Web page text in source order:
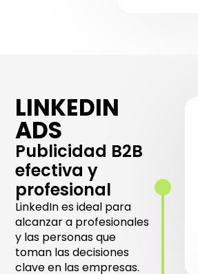
LINKEDIN
ADS
Publicidad B2B
efectiva y
profesional
LinkedIn es ideal para
alcanzar a profesionales
y las personas que
toman las decisiones
clave en las empresas.